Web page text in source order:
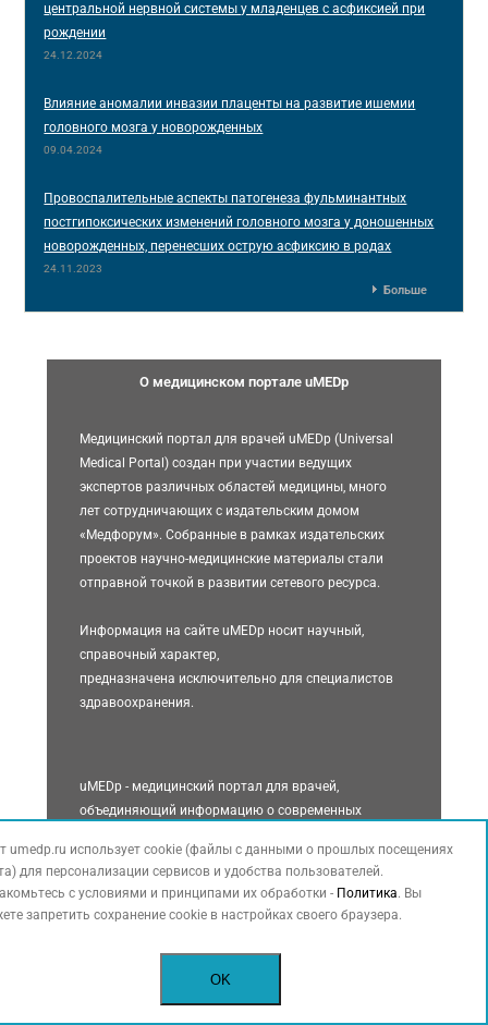
центральной нервной системы у младенцев с асфиксией при
рождении
24.12.2024
Влияние аномалии инвазии плаценты на развитие ишемии
головного мозга у новорожденных
09.04.2024
Провоспалительные аспекты патогенеза фульминантных
постгипоксических изменений головного мозга у доношенных
новорожденных, перенесших острую асфиксию в родах
24.11.2023
Больше
О медицинском портале uMEDp
Медицинский портал для врачей uMEDp (Universal
Medical Portal) создан при участии ведущих
экспертов различных областей медицины, много
лет сотрудничающих с издательским домом
«Медфорум». Собранные в рамках издательских
проектов научно-медицинские материалы стали
отправной точкой в развитии сетевого ресурса.
Информация на сайте uMEDp носит научный,
справочный характер,
предназначена исключительно для специалистов
здравоохранения.
uMEDp - медицинский портал для врачей,
объединяющий информацию о современных
основным специальностям, обзоры, результаты
исследований, клинические разборы, интервью с
ведущими специалистами, международные и
трансляции или записи) составляют основное
содержание портала.
umedp.ru использует cookie (файлы с данными о прошлых посещениях
для персонализации сервисов и удобства пользователей.
с условиями и принципами их обработки - Политика. Вы
запретить сохранение cookie в настройках своего браузера.
OK